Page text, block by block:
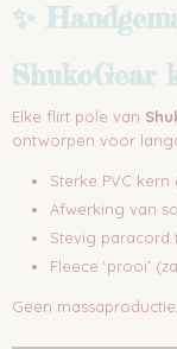
✨
ShukoGear
Elke flirt pole van
ontworpen voor
Sterke PVC
Afwerking van
Stevig paracord
Fleece ‘prooi’
Geen